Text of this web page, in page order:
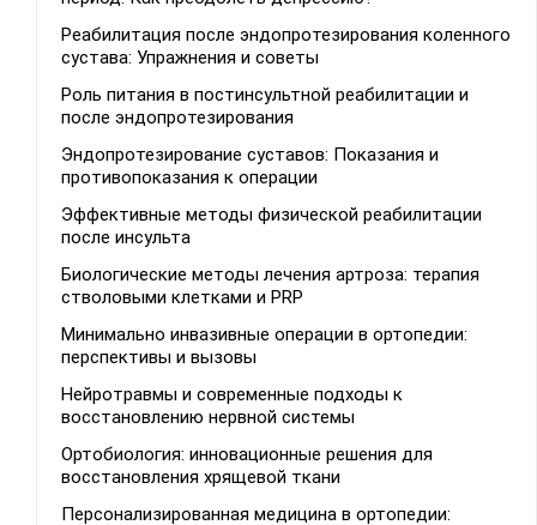
Реабилитация после эндопротезирования коленного
сустава: Упражнения и советы
Роль питания в постинсультной реабилитации и
после эндопротезирования
Эндопротезирование суставов: Показания и
противопоказания к операции
Эффективные методы физической реабилитации
после инсульта
Биологические методы лечения артроза: терапия
стволовыми клетками и PRP
Минимально инвазивные операции в ортопедии:
перспективы и вызовы
Нейротравмы и современные подходы к
восстановлению нервной системы
Ортобиология: инновационные решения для
восстановления хрящевой ткани
Персонализированная медицина в ортопедии: